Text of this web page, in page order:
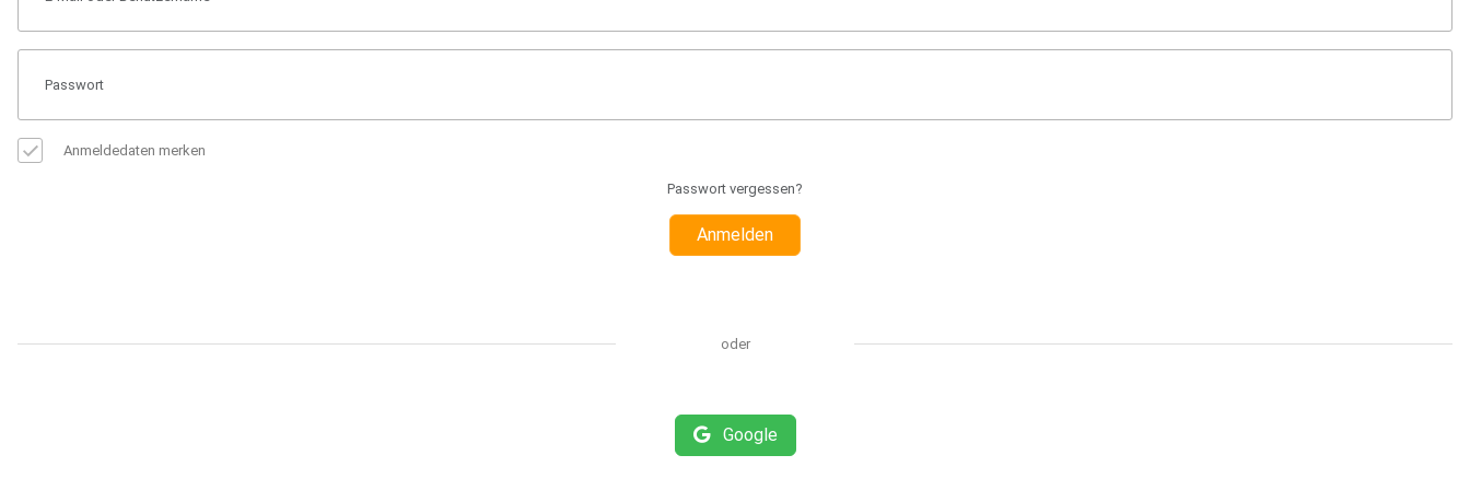
Anmeldedaten merken
Passwort vergessen?
Anmelden
oder
Google